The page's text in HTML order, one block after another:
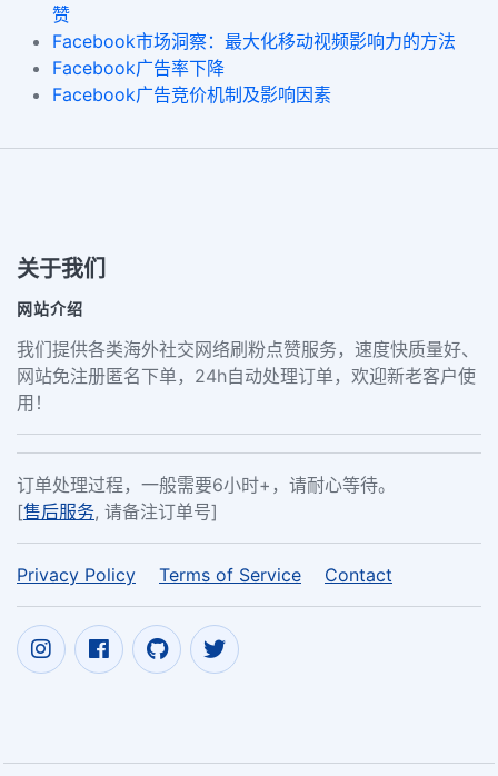
赞
Facebook市场洞察：最大化移动视频影响力的方法
Facebook广告率下降
Facebook广告竞价机制及影响因素
关于我们
网站介绍
我们提供各类海外社交网络刷粉点赞服务，速度快质量好、
网站免注册匿名下单，24h自动处理订单，欢迎新老客户使
用！
订单处理过程，一般需要6小时+，请耐心等待。
[售后服务, 请备注订单号]
Privacy Policy Terms of Service Contact